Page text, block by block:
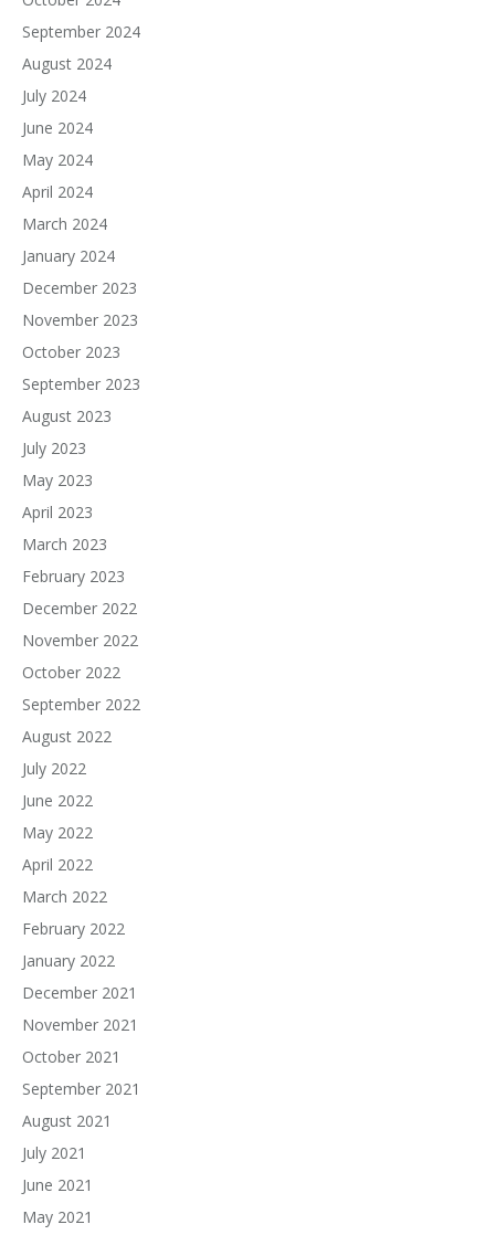
September 2024
August 2024
July 2024
June 2024
May 2024
April 2024
March 2024
January 2024
December 2023
November 2023
October 2023
September 2023
August 2023
July 2023
May 2023
April 2023
March 2023
February 2023
December 2022
November 2022
October 2022
September 2022
August 2022
July 2022
June 2022
May 2022
April 2022
March 2022
February 2022
January 2022
December 2021
November 2021
October 2021
September 2021
August 2021
July 2021
June 2021
May 2021